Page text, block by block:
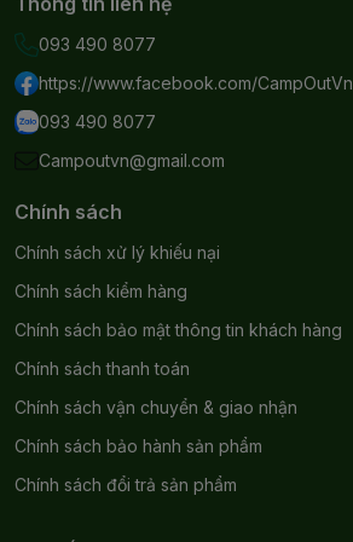
093 490 8077
https://www.facebook.com/CampOutVn
093 490 8077
Campoutvn@gmail.com
Chính sách
Chính sách xử lý khiếu nại
Chính sách kiểm hàng
Chính sách bảo mật thông tin khách hàng
Chính sách thanh toán
Chính sách vận chuyển & giao nhận
Chính sách bảo hành sản phẩm
Chính sách đổi trả sản phẩm